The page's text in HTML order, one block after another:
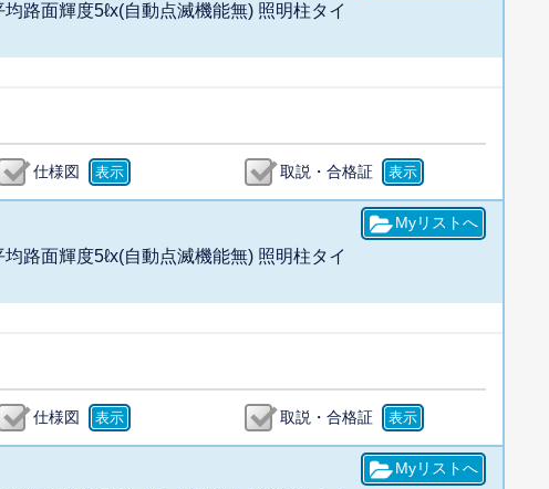
路面輝度5ℓx(自動点滅機能無) 照明柱タイ
仕様図 取説・合格証
路面輝度5ℓx(自動点滅機能無) 照明柱タイ
仕様図 取説・合格証